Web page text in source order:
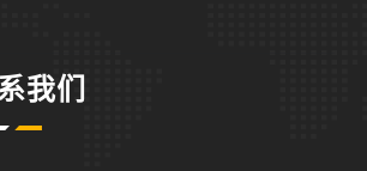
我们